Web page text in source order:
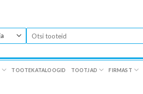
TOOTEKATALOOGID TOOTJAD FIRMAST